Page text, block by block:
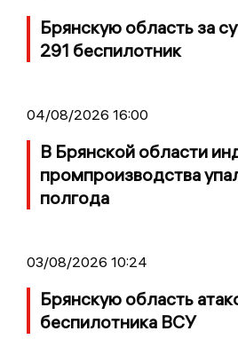
Брянскую область за
291 беспилотник
04/08/2026 16:00
В Брянской области
промпроизводства
полгода
03/08/2026 10:24
Брянскую область
беспилотника ВСУ